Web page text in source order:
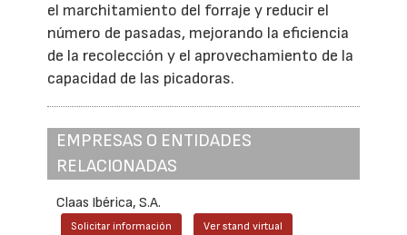
el marchitamiento del forraje y reducir el
número de pasadas, mejorando la eficiencia
de la recolección y el aprovechamiento de la
capacidad de las picadoras.
EMPRESAS O ENTIDADES
RELACIONADAS
Claas Ibérica, S.A.
Solicitar información Ver stand virtual